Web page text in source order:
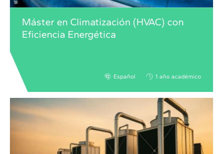
Máster en Climatización (HVAC) con
Eficiencia Energética
Español 1 año académico